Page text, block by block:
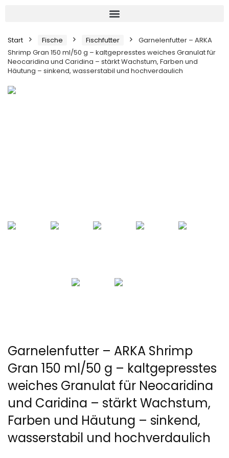
Start Fische Fischfutter
Garnelenfutter – ARKA
Shrimp Gran 150 ml/50 g – kaltgepresstes weiches Granulat für
Neocaridina und Caridina – stärkt Wachstum, Farben und
Häutung – sinkend, wasserstabil und hochverdaulich
Garnelenfutter – ARKA Shrimp
Gran 150 ml/50 g – kaltgepresstes
weiches Granulat für Neocaridina
und Caridina – stärkt Wachstum,
Farben und Häutung – sinkend,
wasserstabil und hochverdaulich